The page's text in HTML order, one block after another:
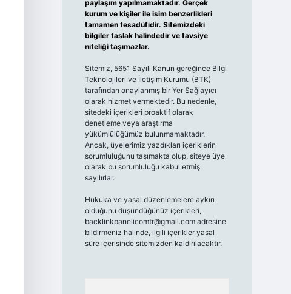
paylaşım yapılmamaktadır. Gerçek
kurum ve kişiler ile isim benzerlikleri
tamamen tesadüfidir. Sitemizdeki
bilgiler taslak halindedir ve tavsiye
niteliği taşımazlar.
Sitemiz, 5651 Sayılı Kanun gereğince Bilgi
Teknolojileri ve İletişim Kurumu (BTK)
tarafından onaylanmış bir Yer Sağlayıcı
olarak hizmet vermektedir. Bu nedenle,
sitedeki içerikleri proaktif olarak
denetleme veya araştırma
yükümlülüğümüz bulunmamaktadır.
Ancak, üyelerimiz yazdıkları içeriklerin
sorumluluğunu taşımakta olup, siteye üye
olarak bu sorumluluğu kabul etmiş
sayılırlar.
Hukuka ve yasal düzenlemelere aykırı
olduğunu düşündüğünüz içerikleri,
backlinkpanelicomtr@gmail.comadresine
bildirmeniz halinde, ilgili içerikler yasal
süre içerisinde sitemizden kaldırılacaktır.